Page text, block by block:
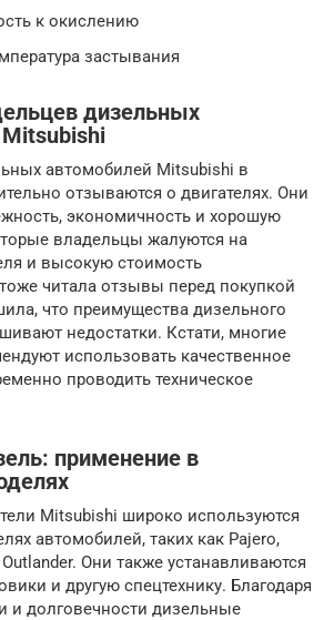
к окислению
застывания
дизельных
автомобилей Mitsubishi в
отзываются о двигателях. Они
экономичность и хорошую
владельцы жалуются на
и высокую стоимость
читала отзывы перед покупкой
что преимущества дизельного
недостатки. Кстати, многие
использовать качественное
проводить техническое
применение в
Mitsubishi широко используются
автомобилей, таких как Pajero,
Они также устанавливаются
и другую спецтехнику. Благодаря
и долговечности дизельные